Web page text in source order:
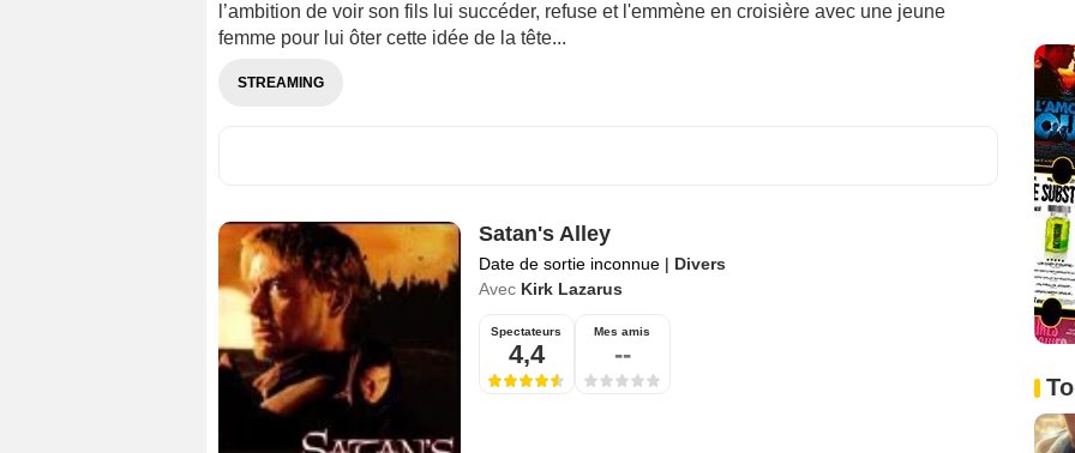
l’ambition de voir son fils lui succéder, refuse et l'emmène en croisière avec une jeune
femme pour lui ôter cette idée de la tête...
STREAMING
Satan's Alley
Date de sortie inconnue | Divers
Avec Kirk Lazarus
Spectateurs
4,4
Mes amis
--